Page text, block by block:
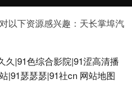
以下资源感兴趣：天长掌埠汽
久|91色综合影院|91涩高清播
|91瑟瑟瑟|91社cn 网站地图